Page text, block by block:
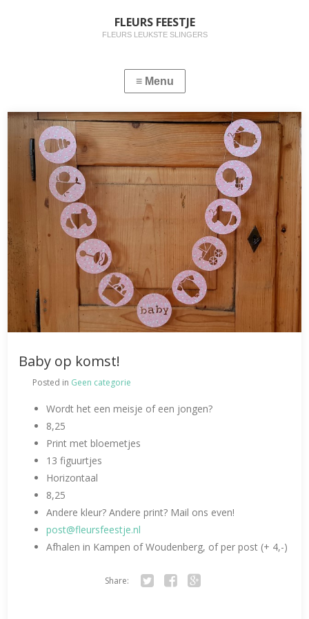
FLEURS FEESTJE
FLEURS LEUKSTE SLINGERS
Baby op komst!
Posted in Geen categorie
Wordt het een meisje of een jongen?
8,25
Print met bloemetjes
13 figuurtjes
Horizontaal
8,25
Andere kleur? Andere print? Mail ons even!
post@fleursfeestje.nl
Afhalen in Kampen of Woudenberg, of per post (+ 4,-)
Share: